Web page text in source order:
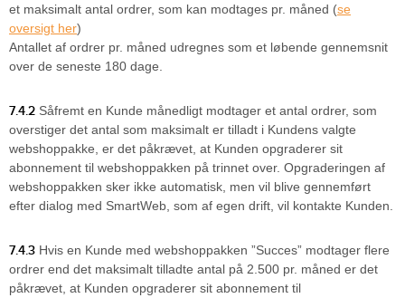
et maksimalt antal ordrer, som kan modtages pr. måned (se
oversigt her)
Antallet af ordrer pr. måned udregnes som et løbende gennemsnit
over de seneste 180 dage.
7.4.2 Såfremt en Kunde månedligt modtager et antal ordrer, som
overstiger det antal som maksimalt er tilladt i Kundens valgte
webshoppakke, er det påkrævet, at Kunden opgraderer sit
abonnement til webshoppakken på trinnet over. Opgraderingen af
webshoppakken sker ikke automatisk, men vil blive gennemført
efter dialog med SmartWeb, som af egen drift, vil kontakte Kunden.
7.4.3 Hvis en Kunde med webshoppakken ”Succes” modtager flere
ordrer end det maksimalt tilladte antal på 2.500 pr. måned er det
påkrævet, at Kunden opgraderer sit abonnement til